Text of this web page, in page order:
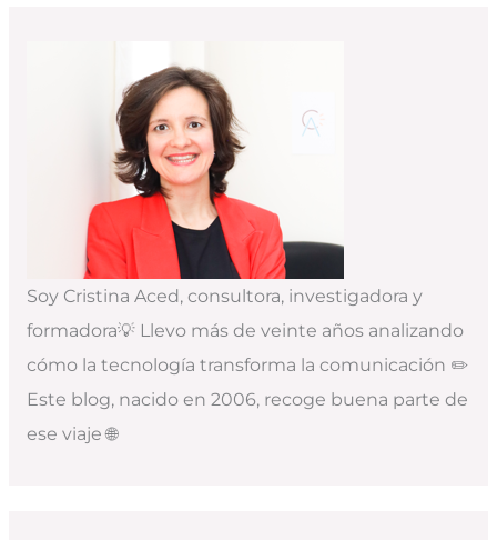
Soy Cristina Aced, consultora, investigadora y
formadora💡 Llevo más de veinte años analizando
cómo la tecnología transforma la comunicación ✏️
Este blog, nacido en 2006, recoge buena parte de
ese viaje 🌐